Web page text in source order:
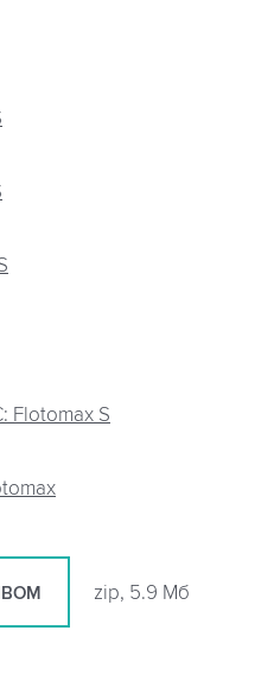
Flotomax S
zip, 5.9 Мб